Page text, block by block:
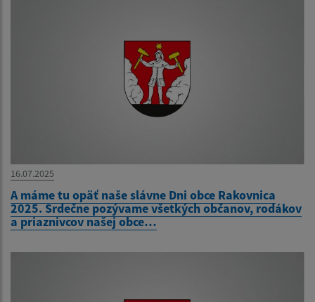
16.07.2025
A máme tu opäť naše slávne Dni obce Rakovnica
2025. Srdečne pozývame všetkých občanov, rodákov
a priaznivcov našej obce…